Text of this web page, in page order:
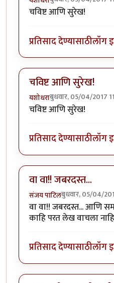
चविष्ट आणि सुरेख!
प्रतिसाद देण्यासाठीलॉग
चविष्ट आणि सुरेख!
यशोधराबुधवार, 05/04/2017
चविष्ट आणि सुरेख!
प्रतिसाद देण्यासाठीलॉग
वा वा!! जबरदस्त...
संजय पाटिलबुधवार, 05/04/
वा वा!! जबरदस्त... आणि
काहि परत लेख वाचला
प्रतिसाद देण्यासाठीलॉग